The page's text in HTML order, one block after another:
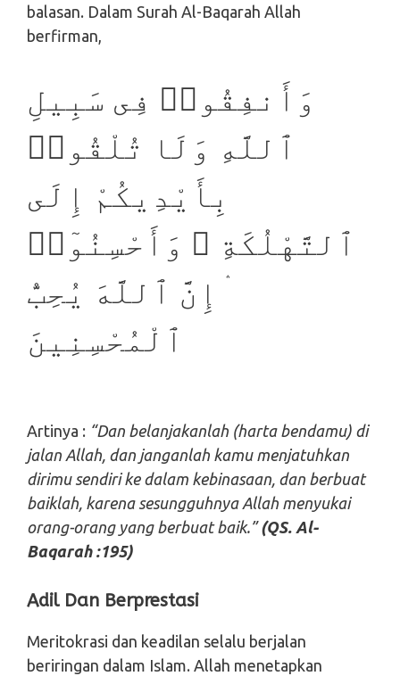
balasan. Dalam Surah Al-Baqarah Allah
berfirman,
وَأَنفِقُوا۟ فِى سَبِيلِ
ٱللَّهِ وَلَا تُلْقُوا۟
بِأَيْدِيكُمْ إِلَى
ٱلتَّهْلُكَةِ ۛ وَأَحْسِنُوٓا۟
ۛ إِنَّ ٱللَّهَ يُحِبُّ
ٱلْمُحْسِنِينَ
Artinya : “Dan belanjakanlah (harta bendamu) di
jalan Allah, dan janganlah kamu menjatuhkan
dirimu sendiri ke dalam kebinasaan, dan berbuat
baiklah, karena sesungguhnya Allah menyukai
orang-orang yang berbuat baik.”(QS. Al-
Baqarah :195)
Adil Dan Berprestasi
Meritokrasi dan keadilan selalu berjalan
beriringan dalam Islam. Allah menetapkan